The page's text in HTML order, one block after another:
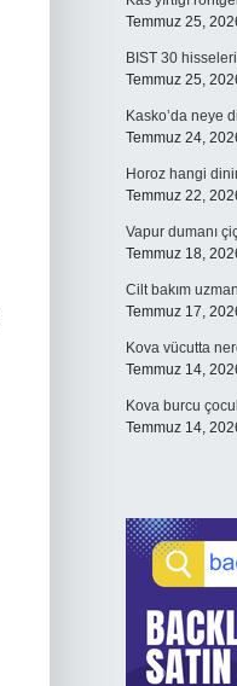
Temmuz 25,
BIST 30 hisseleri
Temmuz 25,
Kasko’da neye
Temmuz 24,
Horoz hangi
Temmuz 22,
Vapur dumanı
Temmuz 18,
Cilt bakım
Temmuz 17,
Kova vücutta
Temmuz 14,
Kova burcu
Temmuz 14,